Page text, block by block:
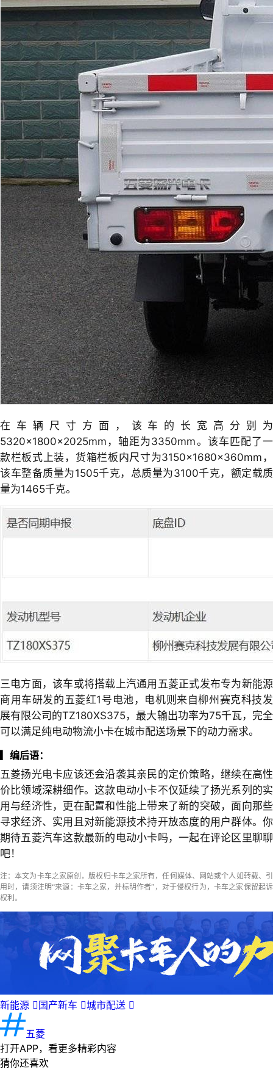
在车辆尺寸方面，该车的长宽高分别为
5320×1800×2025mm，轴距为3350mm。该车匹配了一
款栏板式上装，货箱栏板内尺寸为3150×1680×360mm，
该车整备质量为1505千克，总质量为3100千克，额定载质
量为1465千克。
三电方面，该车或将搭载上汽通用五菱正式发布专为新能源
商用车研发的五菱红1号电池，电机则来自柳州赛克科技发
展有限公司的TZ180XS375，最大输出功率为75千瓦，完全
可以满足纯电动物流小卡在城市配送场景下的动力需求。
编后语：
五菱扬光电卡应该还会沿袭其亲民的定价策略，继续在高性
价比领域深耕细作。这款电动小卡不仅延续了扬光系列的实
用与经济性，更在配置和性能上带来了新的突破，面向那些
寻求经济、实用且对新能源技术持开放态度的用户群体。你
期待五菱汽车这款最新的电动小卡吗，一起在评论区里聊聊
吧！
注：本文为卡车之家原创，版权归卡车之家所有，任何媒体、网站或个人如转载、引
用时，请须注明“来源：卡车之家，并标明作者”，对于侵权行为，卡车之家保留起诉
权利。
新能源  国产新车 城市配送 
五菱
打开APP，看更多精彩内容
猜你还喜欢